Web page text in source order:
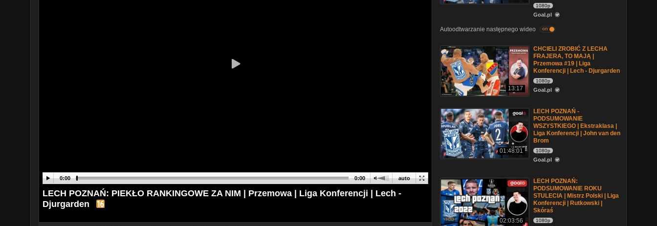
auto
0:00 0:00
LECH POZNAŃ: PIEKŁO RANKINGOWE ZA NIM | Przemowa | Liga Konferencji | Lech -
Djurgarden
1080p
Goal.pl
Autoodtwarzanie następnego wideo on
13:17
CHCIELI ZROBIĆ Z LECHA
FRAJERA, TO MAJĄ |
Przemowa #19 | Liga
Konferencji | Lech - Djurgarden
1080p
Goal.pl
01:48:01
LECH POZNAŃ -
PODSUMOWANIE
WSZYSTKIEGO | Ekstraklasa |
Liga Konferencji | John van den
Brom
1080p
Goal.pl
02:03:56
LECH POZNAŃ:
PODSUMOWANIE ROKU
STULECIA | Mistrz Polski | Liga
Konferencji | Rutkowski |
Skóraś
1080p